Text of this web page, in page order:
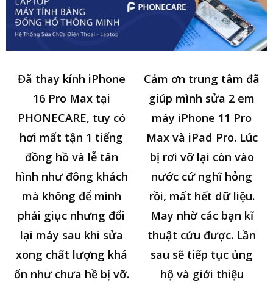
Đã thay kính iPhone
16 Pro Max tại
PHONECARE, tuy có
hơi mất tận 1 tiếng
đồng hồ và lễ tân
hình như đông khách
mà không để mình
phải giục nhưng đổi
lại máy sau khi sửa
xong chất lượng khá
ổn như chưa hề bị vỡ.
Cảm ơn trung tâm đã
giúp mình sửa 2 em
máy iPhone 11 Pro
Max và iPad Pro. Lúc
bị rơi vỡ lại còn vào
nước cứ nghĩ hỏng
rồi, mất hết dữ liệu.
May nhờ các bạn kĩ
thuật cứu được. Lần
sau sẽ tiếp tục ủng
hộ và giới thiệu